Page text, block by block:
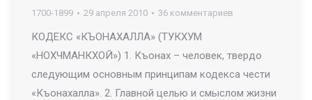
1700-1899 29 апреля 2010 36 комментариев
КОДЕКС «КЪОНАХАЛЛА» (ТУКХУМ
«НОХЧМАНКХОЙ») 1. Къонах – человек, твердо
следующим основным принципам кодекса чести
«Къонахалла». 2. Главной целью и смыслом жизни